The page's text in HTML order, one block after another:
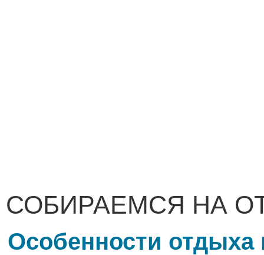
СОБИРАЕМСЯ НА
Особенности отдыха